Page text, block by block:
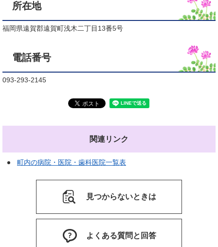
所在地
福岡県遠賀郡遠賀町浅木二丁目13番5号
電話番号
093-293-2145
関連リンク
町内の病院・医院・歯科医院一覧表
見つからないときは
よくある質問と回答